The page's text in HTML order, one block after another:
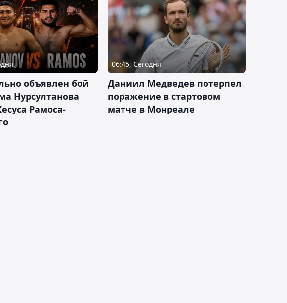
объявлен бой
Нурсултанова
Рамоса-
06:45, Сегодня
Даниил Медведев потерпел
поражение в стартовом
матче в Монреале